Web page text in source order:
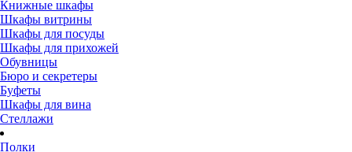
Книжные шкафы
Шкафы витрины
Шкафы для посуды
Шкафы для прихожей
Обувницы
Бюро и секретеры
Буфеты
Шкафы для вина
Стеллажи
Полки